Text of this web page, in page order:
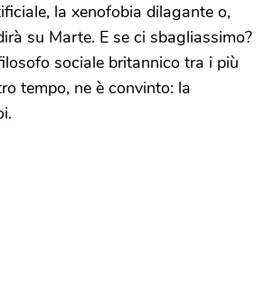
la xenofobia dilagante o,
su Marte. E se ci sbagliassimo?
sociale britannico tra i più
tempo, ne è convinto: la